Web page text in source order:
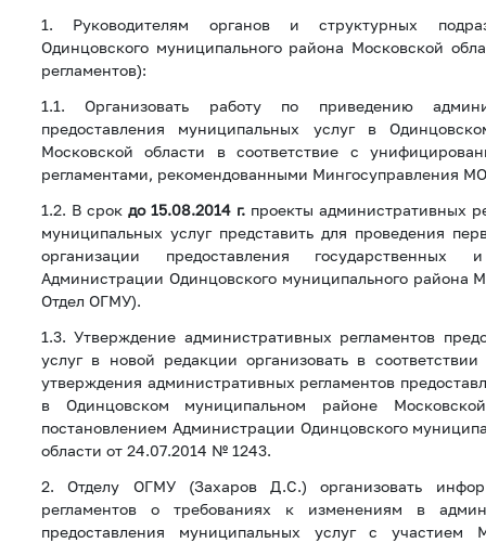
1. Руководителям органов и структурных
Одинцовского муниципального района Московской
регламентов):
1.1. Организовать работу по приведению
предоставления муниципальных услуг в
Московской области в соответствие с
регламентами, рекомендованными Мингосуправления
1.2. В срок до 15.08.2014 г. проекты административных
муниципальных услуг представить для проведения
организации предоставления
Администрации Одинцовского муниципального района
Отдел ОГМУ).
1.3. Утверждение административных регламентов
услуг в новой редакции организовать в
утверждения административных регламентов
в Одинцовском муниципальном районе
постановлением Администрации Одинцовского
области от 24.07.2014 № 1243.
2. Отделу ОГМУ (Захаров Д.С.) организовать
регламентов о требованиях к изменениям в
предоставления муниципальных услуг с участием